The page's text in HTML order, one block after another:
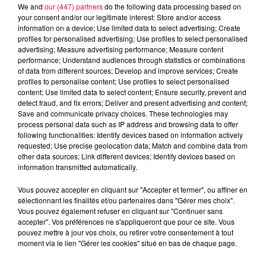
podcasts/2025/10/20251021-Quizz-tonic.mp3
We and our (447) partnersdo the following data processing based on
your consent and/or our legitimate interest: Store and/or access
information on a device; Use limited data to select advertising; Create
profiles for personalised advertising; Use profiles to select personalised
advertising; Measure advertising performance; Measure content
performance; Understand audiences through statistics or combinations
of data from different sources; Develop and improve services; Create
profiles to personalise content; Use profiles to select personalised
content; Use limited data to select content; Ensure security, prevent and
detect fraud, and fix errors; Deliver and present advertising and content;
Save and communicate privacy choices. These technologies may
process personal data such as IP address and browsing data to offer
following functionalities: Identify devices based on information actively
requested; Use precise geolocation data; Match and combine data from
other data sources; Link different devices; Identify devices based on
information transmitted automatically.
Vous pouvez accepter en cliquant sur "Accepter et fermer", ou affiner en
sélectionnant les finalités et/ou partenaires dans "Gérer mes choix".
Vous pouvez également refuser en cliquant sur "Continuer sans
accepter". Vos préférences ne s'appliqueront que pour ce site. Vous
pouvez mettre à jour vos choix, ou retirer votre consentement à tout
moment via le lien "Gérer les cookies" situé en bas de chaque page.